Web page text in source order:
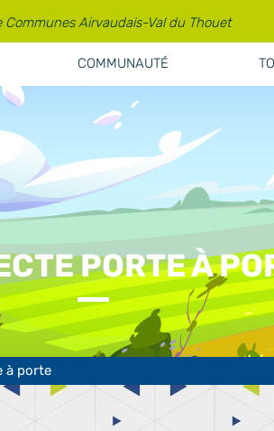
Airvaudais-Val du Thouet
COMMUNAUTÉ
à porte
PORTE À